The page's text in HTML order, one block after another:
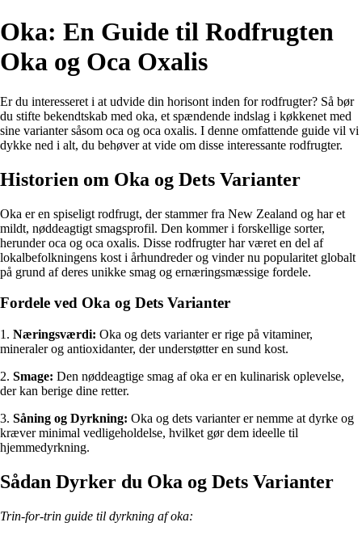
Oka: En Guide til Rodfrugten
Oka og Oca Oxalis
Er du interesseret i at udvide din horisont inden for rodfrugter? Så bør
du stifte bekendtskab med oka, et spændende indslag i køkkenet med
sine varianter såsom oca og oca oxalis. I denne omfattende guide vil vi
dykke ned i alt, du behøver at vide om disse interessante rodfrugter.
Historien om Oka og Dets Varianter
Oka er en spiseligt rodfrugt, der stammer fra New Zealand og har et
mildt, nøddeagtigt smagsprofil. Den kommer i forskellige sorter,
herunder oca og oca oxalis. Disse rodfrugter har været en del af
lokalbefolkningens kost i århundreder og vinder nu popularitet globalt
på grund af deres unikke smag og ernæringsmæssige fordele.
Fordele ved Oka og Dets Varianter
1. Næringsværdi: Oka og dets varianter er rige på vitaminer,
mineraler og antioxidanter, der understøtter en sund kost.
2. Smage: Den nøddeagtige smag af oka er en kulinarisk oplevelse,
der kan berige dine retter.
3. Såning og Dyrkning: Oka og dets varianter er nemme at dyrke og
kræver minimal vedligeholdelse, hvilket gør dem ideelle til
hjemmedyrkning.
Sådan Dyrker du Oka og Dets Varianter
Trin-for-trin guide til dyrkning af oka: